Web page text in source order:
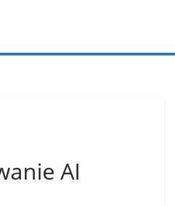
AI